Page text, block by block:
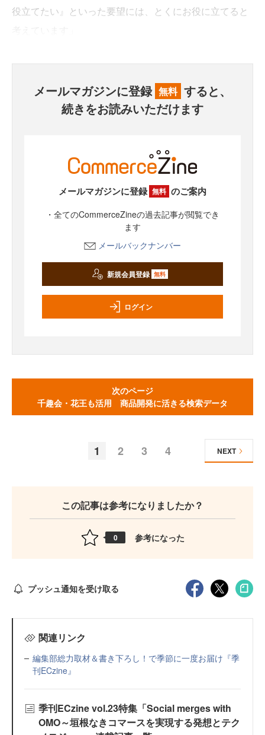
役立てたい』といった要望には、とくにお役に立てると
メールマガジンに登録 無料 すると、
続きをお読みいただけます
メールマガジンに登録 無料 のご案内
・全てのCommerceZineの過去記事が閲覧でき
ます
メールバックナンバー
新規会員登録 無料
ログイン
次のページ
千趣会・花王も活用 商品開発に活きる検索データ
1 2 3 4 NEXT
この記事は参考になりましたか？
0 参考になった
プッシュ通知を受け取る
関連リンク
編集部総力取材＆書き下ろし！で季節に一度お届け『季
刊ECzine』
季刊ECzine vol.23特集「Social merges with
OMO～垣根なきコマースを実現する発想とテク